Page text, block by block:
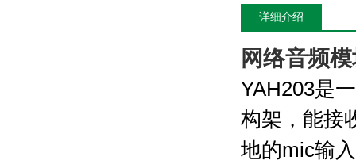
详细介绍
网络音频
YAH203是
构架，能接
地的mic输